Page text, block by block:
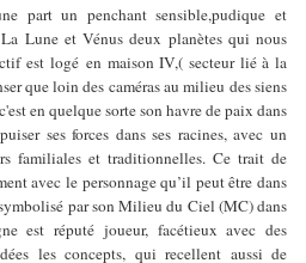
part un penchant sensible,pudique et
Lune et Vénus deux planètes qui nous
est logé en maison IV,( secteur lié à la
que loin des caméras au milieu des siens
en quelque sorte son havre de paix dans
ses forces dans ses racines, avec un
familiales et traditionnelles. Ce trait de
avec le personnage qu’il peut être dans
par son Milieu du Ciel (MC) dans
est réputé joueur, facétieux avec des
les concepts, qui recellent aussi de